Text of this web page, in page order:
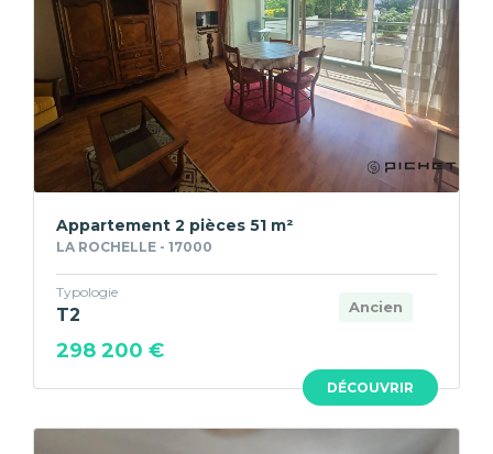
DÉCOUVRIR
Appartement 2 pièces 51 m²
LA ROCHELLE - 17000
Ancien
Typologie
T2
298 200 €